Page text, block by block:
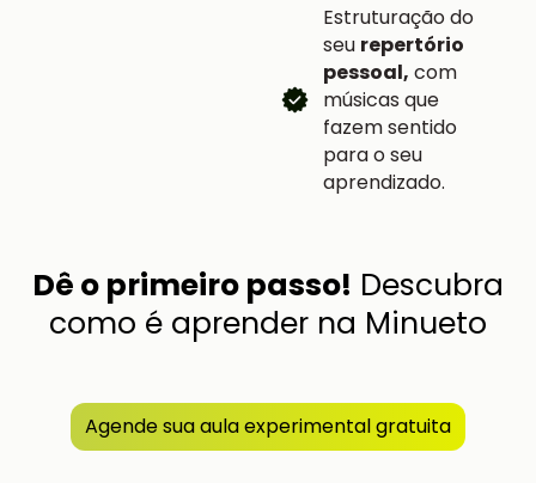
Estruturação do
seu repertório
pessoal, com
músicas que
fazem sentido
para o seu
aprendizado.
Dê o primeiro passo! Descubra
como é aprender na Minueto
Agende sua aula experimental gratuita